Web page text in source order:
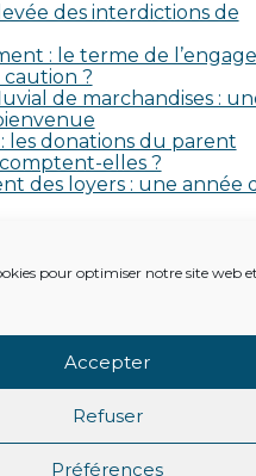
pour optimiser notre site web
Accepter
Refuser
Préférences
des interdictions de
: le terme de
caution ?
de marchandises :
les donations du parent
elles ?
des loyers : une année
à afficher.
Footer
Principale
MENTIONS LÉGALES